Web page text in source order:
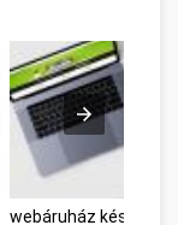
webáruház készítés